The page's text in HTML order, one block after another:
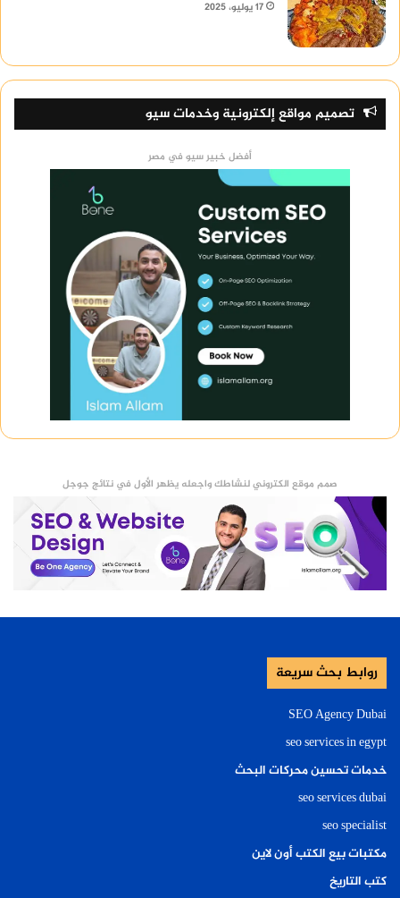
17 يوليو، 2025
تصميم مواقع إلكترونية وخدمات سيو
أفضل خبير سيو في مصر
صمم موقع الكتروني لنشاطك واجعله يظهر الأول في نتائج جوجل
روابط بحث سريعة
SEO Agency Dubai
seo services in egypt
خدمات تحسين محركات البحث
seo services dubai
seo specialist
مكتبات بيع الكتب أون لاين
كتب التاريخ